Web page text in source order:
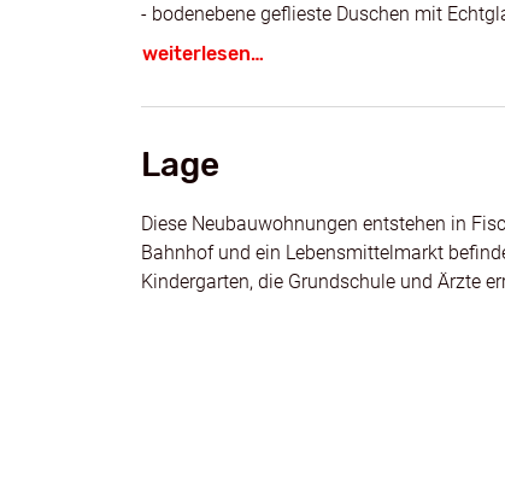
- bodenebene geflieste Duschen mit
- Fußbodenheizung
Tiefgargenstellplatz kann für € 35.000,-
weiterlesen…
Lage
Diese Neubauwohnungen entstehen in
Bahnhof und ein Lebensmittelmarkt
Kindergarten, die Grundschule und Ärzte